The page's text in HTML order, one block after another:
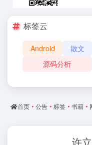
标签云
Android 散文
源码分析
首页 • 公告 • 标签 • 书籍 •
许